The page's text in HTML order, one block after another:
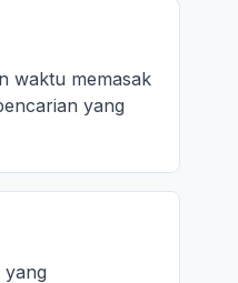
waktu memasak
yang